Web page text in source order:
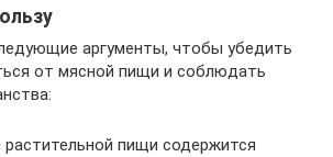
аргументы, чтобы убедить
от мясной пищи и соблюдать
растительной пищи содержится